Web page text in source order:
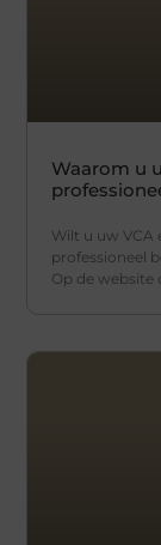
Waarom u
Wilt u uw VCA
professioneel
Op de website